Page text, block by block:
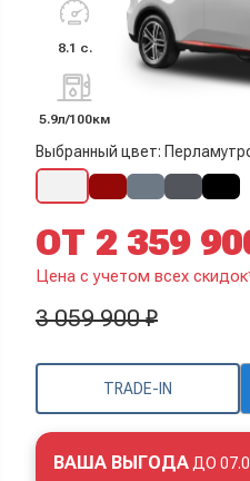
8.1 с.
5.9л/100км
Выбранный цвет:
TRADE-IN
ОТ 2 359
Цена с учетом всех
3 059 900 ₽
ВАША ВЫГОДА ДО